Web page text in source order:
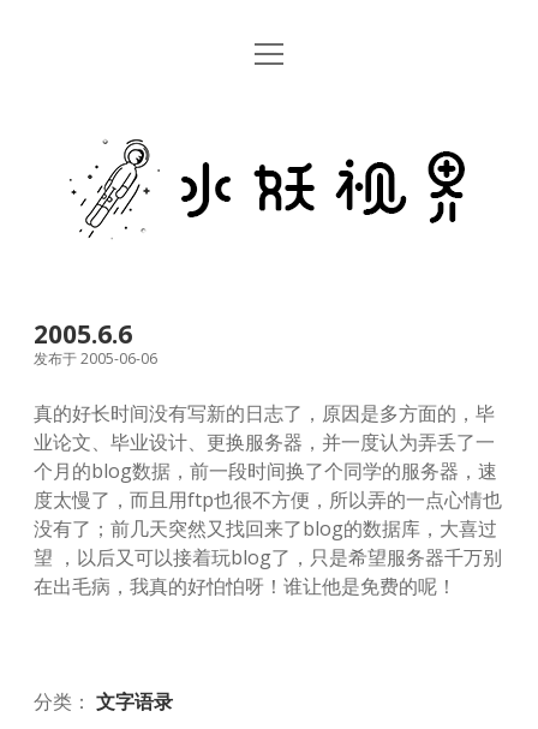
首页
关于
open
妖
视
2005.6.6
发布于 2005-06-06
真的好长时间没有写新的日志了，原因是多方面的，毕
业论文、毕业设计、更换服务器，并一度认为弄丢了一
个月的blog数据，前一段时间换了个同学的服务器，速
度太慢了，而且用ftp也很不方便，所以弄的一点心情也
没有了；前几天突然又找回来了blog的数据库，大喜过
望 ，以后又可以接着玩blog了，只是希望服务器千万别
在出毛病，我真的好怕怕呀！谁让他是免费的呢！
分类： 文字语录